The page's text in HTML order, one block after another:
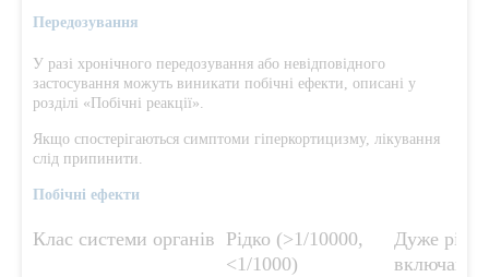
Передозування
У разі хронічного передозування або невідповідного
застосування можуть виникати побічні ефекти, описані у
розділі «Побічні реакції».
Якщо спостерігаються симптоми гіперкортицизму, лікування
слід припинити.
Побічні ефекти
Клас системи органів Рідко (>1/10000,
<1/1000)
Дуже